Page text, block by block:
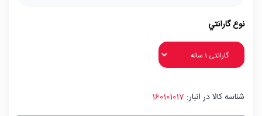
نوع گارانتي
شناسه کالا در انبار: 160101017